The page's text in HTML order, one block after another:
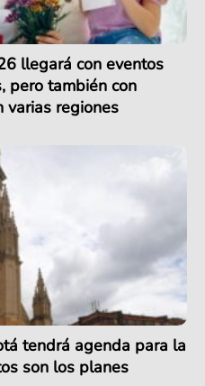
llegará con eventos
pero también con
varias regiones
tendrá agenda para la
son los planes